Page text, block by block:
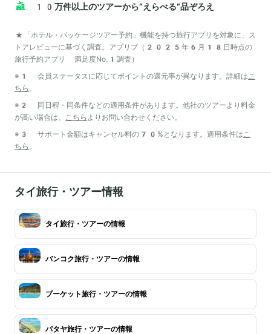
10万件以上のツアーから“えらべる”品ぞろえ
*「ホテル・パッケージツアー予約」機能を持つ旅行アプリを対象に、ス
トアレビューに基づく調査。アプリブ（2025年6月18日時点の
旅行予約アプリ 満足度No.1調査）
※1 会員ステータスに応じてポイントの還元率が異なります。詳細は こ
ちら 。
※2 同日程・同条件などの適用条件があります。他社のツアーより料金
が高い場合は、
こちら よりお問い合わせください。
※3 サポート金額はキャンセル料の70%となります。適用条件は こ
ちら 。
タイ旅行・ツアー情報
タイ旅行・ツアーの情報
バンコク旅行・ツアーの情報
プーケット旅行・ツアーの情報
パタヤ旅行・ツアーの情報